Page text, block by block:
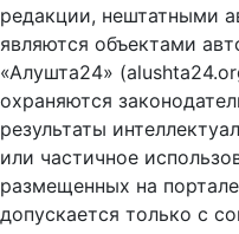
редакции, нештатными
являются объектами
«Алушта24»
охраняются
результаты
или частичное
размещенных на
допускается только с